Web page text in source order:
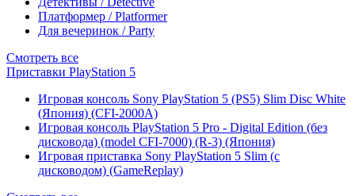
Платформер / Platformer
Для вечеринок / Party
Смотреть все
Приставки PlayStation 5
Игровая консоль Sony PlayStation 5 (PS5) Slim Disc White
(Япония) (CFI-2000A)
Игровая консоль PlayStation 5 Pro - Digital Edition (без
дисковода) (model CFI-7000) (R-3) (Япония)
Игровая приставка Sony PlayStation 5 Slim (с
дисководом) (GameReplay)